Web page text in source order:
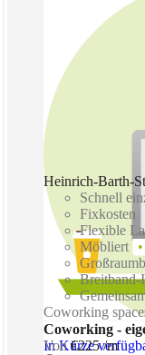
In Kürze
Heinrich-Barth-
Schnell
Fixkosten
Flexible
Möbliert
Breitband-
Coworking
Coworking -
Von €225 /m